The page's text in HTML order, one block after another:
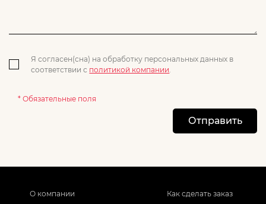
Я согласен(сна) на обработку персональных данных в
соответствии с политикой компании
* Обязательные поля
Отправить
О компании
Как сделать заказ